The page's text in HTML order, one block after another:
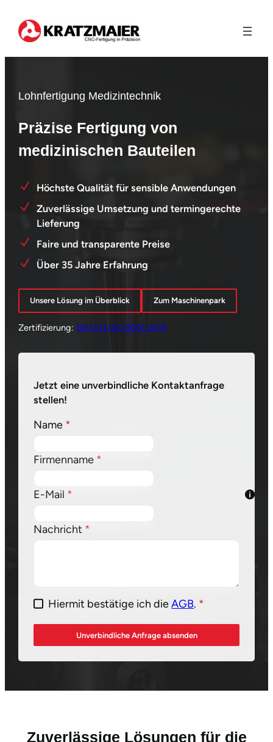
Inhalt
springen
Lohnfertigung Medizintechnik
Präzise Fertigung von
medizinischen Bauteilen
Höchste Qualität für sensible Anwendungen
Zuverlässige Umsetzung und termingerechte
Lieferung
Faire und transparente Preise
Über 35 Jahre Erfahrung
Unsere Lösung im Überblick Zum Maschinenpark
Zertifizierung: DIN EN ISO 9001:2015
Jetzt eine unverbindliche Kontaktanfrage
stellen!
Name*
Firmenname*
E-Mail *
Nachricht *
Hiermit bestätige ich dieAGB. *
Unverbindliche Anfrage absenden
Zuverlässige Lösungen für die